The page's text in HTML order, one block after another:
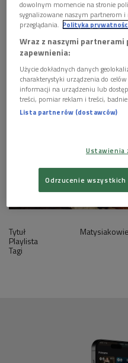
AUDIO 1 plik
 27'44
Matysiakowie 30
Tytuł Matysiakowie
Playlista
Tagi
dowolnym momencie na stronie
sygnalizowane naszym partnerom
przeglądania. Polityka
Wraz z naszymi
zapewnienia:
Użycie dokładnych danych
charakterystyki urządzenia do
informacji na urządzeniu lub
treści, pomiar reklam i treści,
Lista partnerów (dostawców)
Ustawienia
Odrzucenie wszystkich